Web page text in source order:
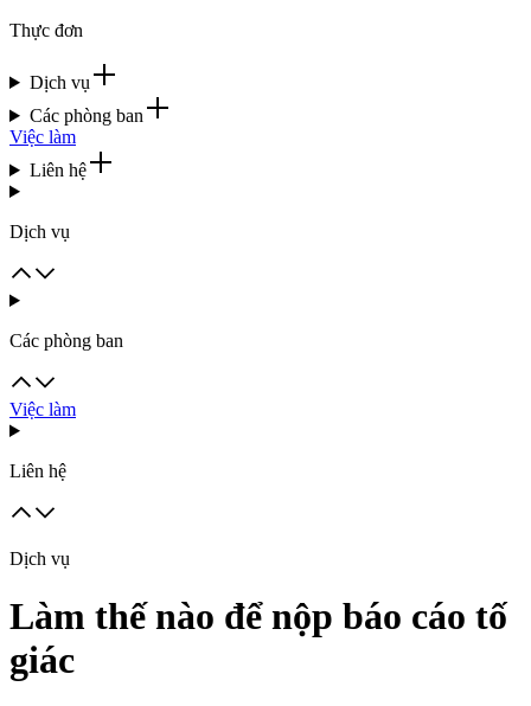
Thực đơn
Dịch vụ
Các phòng ban
Việc làm
Liên hệ
Dịch vụ
Các phòng ban
Việc làm
Liên hệ
Dịch vụ
Làm thế nào để nộp báo cáo tố
giác